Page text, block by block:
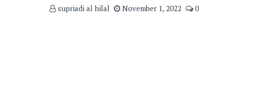
supriadi al hilal November 1, 2022 0